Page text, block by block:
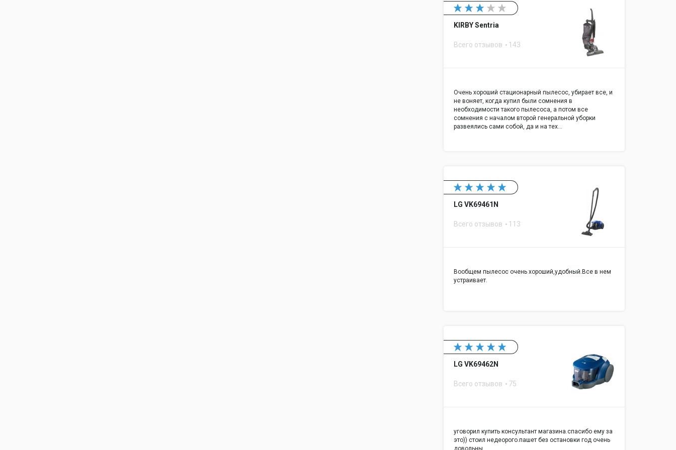
KIRBY Sentria
Всего отзывов 143
Очень хороший стационарный пылесос, убирает все, и
не воняет, когда купил были сомнения в
необходимости такого пылесоса, а потом все
сомнения с началом второй генеральной уборки
развеялись сами собой, да и на тех…
LG VK69461N
Всего отзывов 113
Вообщем пылесос очень хороший,удобный.Все в нем
устраивает.
LG VK69462N
Всего отзывов 75
уговорил купить консультант магазина.спасибо ему за
это)) стоил недеорого.пашет без остановки год очень